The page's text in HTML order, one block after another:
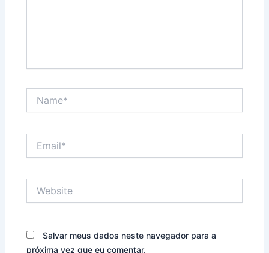
Salvar meus dados neste navegador para a
próxima vez que eu comentar.